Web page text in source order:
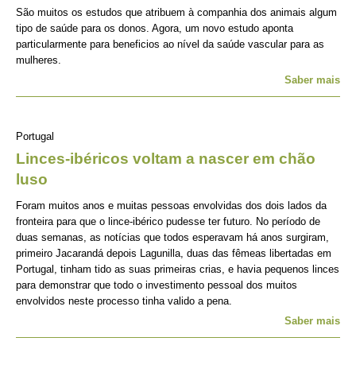
São muitos os estudos que atribuem à companhia dos animais algum
tipo de saúde para os donos. Agora, um novo estudo aponta
particularmente para beneficios ao nível da saúde vascular para as
mulheres.
Saber mais
Portugal
Linces-ibéricos voltam a nascer em chão
luso
Foram muitos anos e muitas pessoas envolvidas dos dois lados da
fronteira para que o lince-ibérico pudesse ter futuro. No período de
duas semanas, as notícias que todos esperavam há anos surgiram,
primeiro Jacarandá depois Lagunilla, duas das fêmeas libertadas em
Portugal, tinham tido as suas primeiras crias, e havia pequenos linces
para demonstrar que todo o investimento pessoal dos muitos
envolvidos neste processo tinha valido a pena.
Saber mais